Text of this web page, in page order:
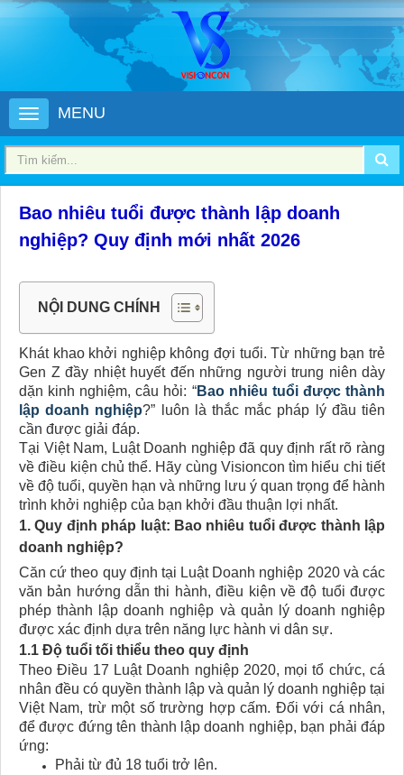
MENU
Bao nhiêu tuổi được thành lập doanh
nghiệp? Quy định mới nhất 2026
NỘI DUNG CHÍNH
Khát khao khởi nghiệp không đợi tuổi. Từ những bạn trẻ
Gen Z đầy nhiệt huyết đến những người trung niên dày
dặn kinh nghiệm, câu hỏi: “Bao nhiêu tuổi được thành
lập doanh nghiệp?” luôn là thắc mắc pháp lý đầu tiên
cần được giải đáp.
Tại Việt Nam, Luật Doanh nghiệp đã quy định rất rõ ràng
về điều kiện chủ thể. Hãy cùng Visioncon tìm hiểu chi tiết
về độ tuổi, quyền hạn và những lưu ý quan trọng để hành
trình khởi nghiệp của bạn khởi đầu thuận lợi nhất.
1. Quy định pháp luật: Bao nhiêu tuổi được thành lập
doanh nghiệp?
Căn cứ theo quy định tại Luật Doanh nghiệp 2020 và các
văn bản hướng dẫn thi hành, điều kiện về độ tuổi được
phép thành lập doanh nghiệp​ và quản lý doanh nghiệp
được xác định dựa trên năng lực hành vi dân sự.
1.1 Độ tuổi tối thiểu theo quy định
Theo Điều 17 Luật Doanh nghiệp 2020, mọi tổ chức, cá
nhân đều có quyền thành lập và quản lý doanh nghiệp tại
Việt Nam, trừ một số trường hợp cấm. Đối với cá nhân,
để được đứng tên thành lập doanh nghiệp, bạn phải đáp
ứng:
Phải từ đủ 18 tuổi trở lên.